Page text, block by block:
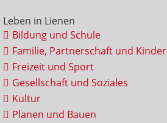
Leben in Lienen
Bildung und Schule
Familie, Partnerschaft und Kinder
Freizeit und Sport
Gesellschaft und Soziales
Kultur
Planen und Bauen